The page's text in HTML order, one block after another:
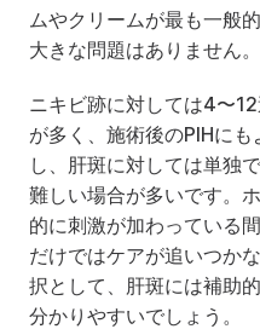
ムやクリームが最も一般
大きな問題はありません。
ニキビ跡に対しては4〜
が多く、施術後のPIHに
し、肝斑に対しては単独
難しい場合が多いです。
的に刺激が加わっている
だけではケアが追いつか
択として、肝斑には補助
分かりやすいでしょう。